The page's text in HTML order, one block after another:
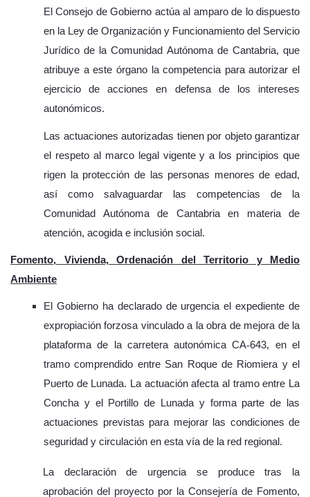
El Consejo de Gobierno actúa al amparo de lo dispuesto
en la Ley de Organización y Funcionamiento del Servicio
Jurídico de la Comunidad Autónoma de Cantabria, que
atribuye a este órgano la competencia para autorizar el
ejercicio de acciones en defensa de los intereses
autonómicos.
Las actuaciones autorizadas tienen por objeto garantizar
el respeto al marco legal vigente y a los principios que
rigen la protección de las personas menores de edad,
así como salvaguardar las competencias de la
Comunidad Autónoma de Cantabria en materia de
atención, acogida e inclusión social.
Fomento, Vivienda, Ordenación del Territorio y Medio
Ambiente
El Gobierno ha declarado de urgencia el expediente de
expropiación forzosa vinculado a la obra de mejora de la
plataforma de la carretera autonómica CA‑643, en el
tramo comprendido entre San Roque de Riomiera y el
Puerto de Lunada. La actuación afecta al tramo entre La
Concha y el Portillo de Lunada y forma parte de las
actuaciones previstas para mejorar las condiciones de
seguridad y circulación en esta vía de la red regional.
La declaración de urgencia se produce tras la
aprobación del proyecto por la Consejería de Fomento,